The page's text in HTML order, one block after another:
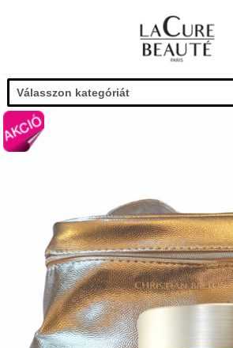
Válasszon kategóriát